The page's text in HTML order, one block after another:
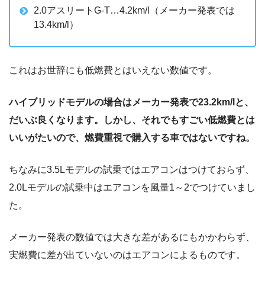
2.0アスリートG-T…4.2km/l（メーカー発表では
13.4km/l）
これはお世辞にも低燃費とはいえない数値です。
ハイブリッドモデルの場合はメーカー発表で23.2km/lと、
だいぶ良くなります。しかし、それでもすごい低燃費とは
いいがたいので、燃費重視で購入する車ではないですね。
ちなみに3.5Lモデルの試乗ではエアコンはつけておらず、
2.0Lモデルの試乗中はエアコンを風量1～2でつけていまし
た。
メーカー発表の数値では大きな差があるにもかかわらず、
実燃費に差が出ていないのはエアコンによるものです。